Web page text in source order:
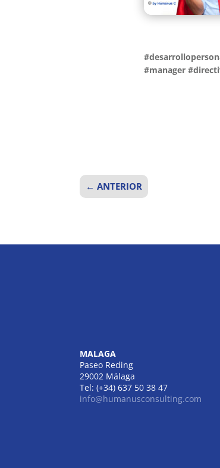
#manager
←ANTERIOR
MALAGA
Paseo Reding
29002 Málaga
Tel: (+34) 637 50 38 47
info@humanusconsulting.com